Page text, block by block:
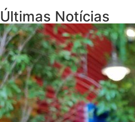
Últimas Notícias